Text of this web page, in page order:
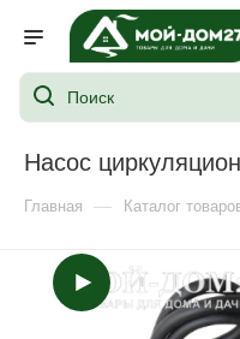
Насос
Главная — Каталог